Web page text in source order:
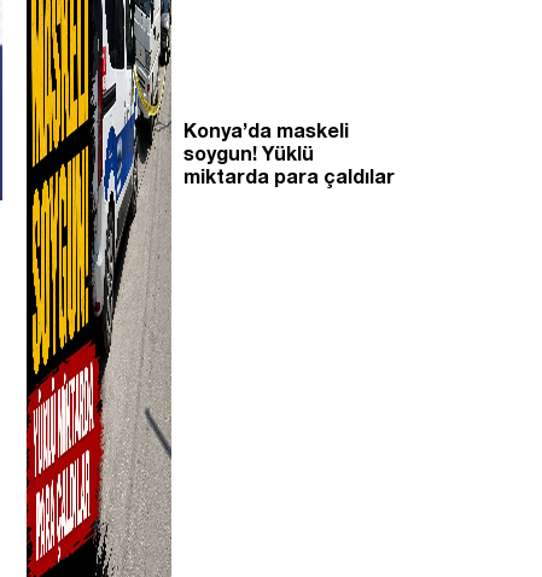
Konya’da maskeli
soygun! Yüklü
miktarda para çaldılar